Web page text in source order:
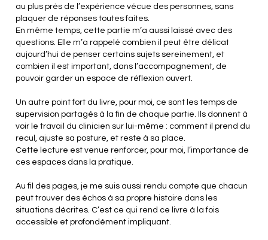
au plus près de l’expérience vécue des personnes, sans
plaquer de réponses toutes faites.
En même temps, cette partie m’a aussi laissé avec des
questions. Elle m’a rappelé combien il peut être délicat
aujourd’hui de penser certains sujets sereinement, et
combien il est important, dans l’accompagnement, de
pouvoir garder un espace de réflexion ouvert.
Un autre point fort du livre, pour moi, ce sont les temps de
supervision partagés à la fin de chaque partie. Ils donnent à
voir le travail du clinicien sur lui-même : comment il prend du
recul, ajuste sa posture, et reste à sa place.
Cette lecture est venue renforcer, pour moi, l’importance de
ces espaces dans la pratique.
Au fil des pages, je me suis aussi rendu compte que chacun
peut trouver des échos à sa propre histoire dans les
situations décrites. C’est ce qui rend ce livre à la fois
accessible et profondément impliquant.